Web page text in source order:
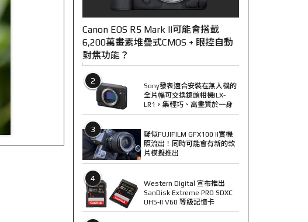
Canon EOS R5 Mark II可能會搭載
6,200萬畫素堆疊式CMOS + 眼控自動
對焦功能？
2
Sony發表適合安裝在無人機的
全片幅可交換鏡頭相機ILX-
LR1，集輕巧、高畫質於一身
3
疑似FUJIFILM GFX100 II實機
照流出！同時可能會有新的軟
片模擬推出
4
Western Digital 宣布推出
SanDisk Extreme PRO SDXC
UHS-II V60 等級記憶卡